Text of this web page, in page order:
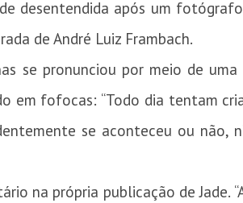
desentendida após um
de André Luiz Frambach.
se pronunciou por meio de
em fofocas: “Todo dia tentam
se aconteceu ou não,
na própria publicação de Jade.